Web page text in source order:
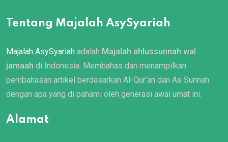
Tentang Majalah AsySyariah
Majalah AsySyariah adalah Majalah ahlussunnah wal
jamaah di Indonesia. Membahas dan menampilkan
pembahasan artikel berdasarkan Al-Qur’an dan As Sunnah
dengan apa yang di pahami oleh generasi awal umat ini.
Alamat